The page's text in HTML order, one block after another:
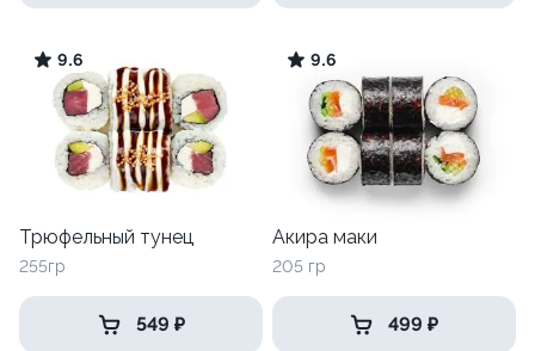
9.6
Трюфельный тунец
255гр
549 ₽
9.6
Акира маки
205 гр
499 ₽